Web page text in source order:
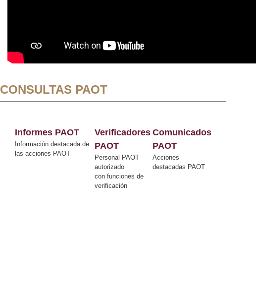
CONSULTAS PAOT
Informes PAOT
Información destacada de
las acciones PAOT
Verificadores
PAOT
Personal PAOT
autorizado
con funciones de
verificación
Comunicados
PAOT
Acciones
destacadas PAOT